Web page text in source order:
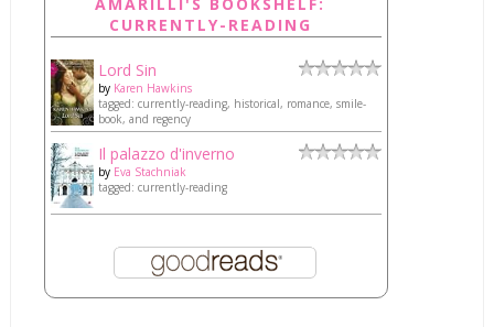
CURRENTLY-READING
Lord Sin
by Karen Hawkins
tagged: currently-reading, historical, romance, smile-
book, and regency
Il palazzo d'inverno
by Eva Stachniak
tagged: currently-reading